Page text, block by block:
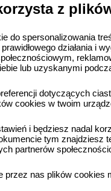
z
do spersonalizowania
działania i
lub uzyskanymi
dotyczących
cookies w twoim
i będziesz nadal
tym znajdziesz
partnerów
przez nas plików cookies